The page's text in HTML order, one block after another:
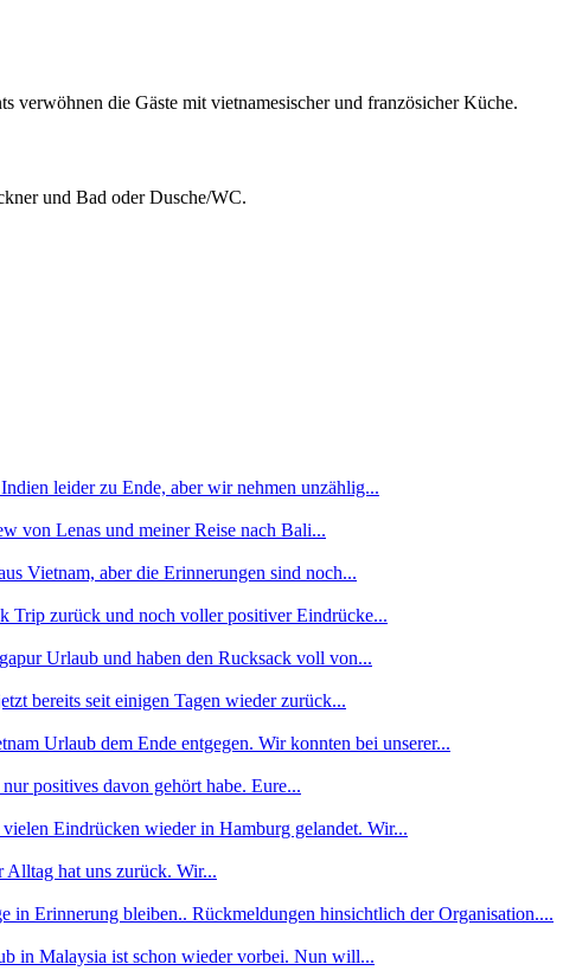
verwöhnen die Gäste mit vietnamesischer und französicher Küche.
und Bad oder Dusche/WC.
leider zu Ende, aber wir nehmen unzählig...
von Lenas und meiner Reise nach Bali...
Vietnam, aber die Erinnerungen sind noch...
Trip zurück und noch voller positiver Eindrücke...
Urlaub und haben den Rucksack voll von...
bereits seit einigen Tagen wieder zurück...
Urlaub dem Ende entgegen. Wir konnten bei unserer...
positives davon gehört habe. Eure...
Eindrücken wieder in Hamburg gelandet. Wir...
hat uns zurück. Wir...
Erinnerung bleiben.. Rückmeldungen hinsichtlich der Organisation....
in Malaysia ist schon wieder vorbei. Nun will...